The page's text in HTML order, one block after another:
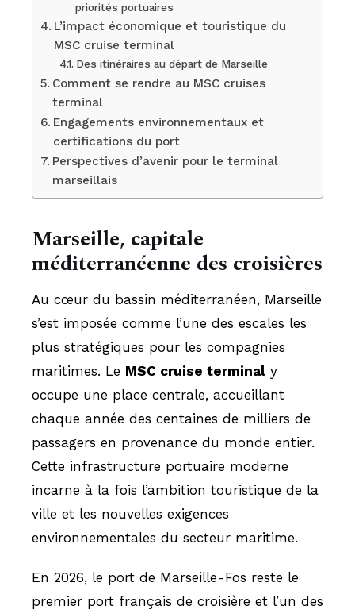
priorités portuaires
L’impact économique et touristique du
MSC cruise terminal
Des itinéraires au départ de Marseille
Comment se rendre au MSC cruises
terminal
Engagements environnementaux et
certifications du port
Perspectives d’avenir pour le terminal
marseillais
Marseille, capitale
méditerranéenne des croisières
Au cœur du bassin méditerranéen, Marseille
s’est imposée comme l’une des escales les
plus stratégiques pour les compagnies
maritimes. Le MSC cruise terminal y
occupe une place centrale, accueillant
chaque année des centaines de milliers de
passagers en provenance du monde entier.
Cette infrastructure portuaire moderne
incarne à la fois l’ambition touristique de la
ville et les nouvelles exigences
environnementales du secteur maritime.
En 2026, le port de Marseille-Fos reste le
premier port français de croisière et l’un des